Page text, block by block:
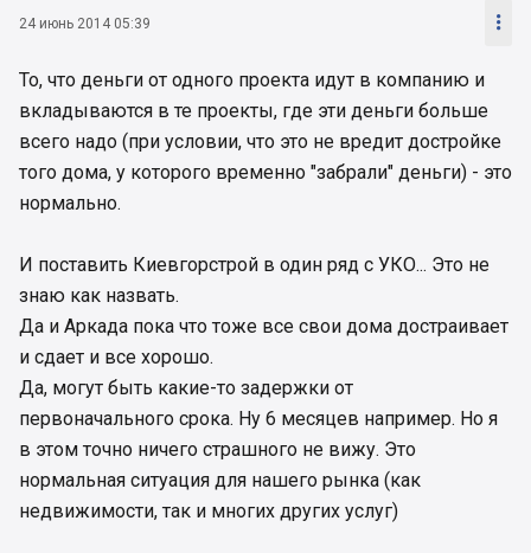
24 июнь 2014 05:39 
То, что деньги от одного проекта идут в компанию и
вкладываются в те проекты, где эти деньги больше
всего надо (при условии, что это не вредит достройке
того дома, у которого временно "забрали" деньги) - это
нормально.
И поставить Киевгорстрой в один ряд с УКО... Это не
знаю как назвать.
Да и Аркада пока что тоже все свои дома достраивает
и сдает и все хорошо.
Да, могут быть какие-то задержки от
первоначального срока. Ну 6 месяцев например. Но я
в этом точно ничего страшного не вижу. Это
нормальная ситуация для нашего рынка (как
недвижимости, так и многих других услуг)